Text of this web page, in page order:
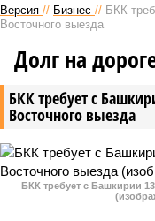
Версия // Бизнес // БКК
Восточного выезда
БКК требует с
Восточного выезда
Долг на
БКК требует с Башкирии